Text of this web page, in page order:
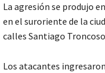
La agresión se produjo
en el suroriente de la
calles Santiago
Los atacantes